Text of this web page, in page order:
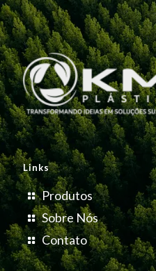
Links
Produtos
Sobre Nós
Contato